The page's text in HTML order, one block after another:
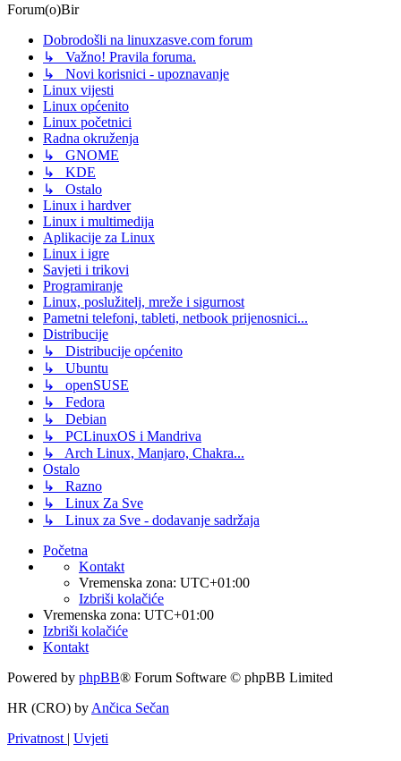
Forum(o)Bir
Dobrodošli na linuxzasve.com forum
↳ Važno! Pravila foruma.
↳ Novi korisnici - upoznavanje
Linux vijesti
Linux općenito
Linux početnici
Radna okruženja
↳ GNOME
↳ KDE
↳ Ostalo
Linux i hardver
Linux i multimedija
Aplikacije za Linux
Linux i igre
Savjeti i trikovi
Programiranje
Linux, poslužitelj, mreže i sigurnost
Pametni telefoni, tableti, netbook prijenosnici...
Distribucije
↳ Distribucije općenito
↳ Ubuntu
↳ openSUSE
↳ Fedora
↳ Debian
↳ PCLinuxOS i Mandriva
↳ Arch Linux, Manjaro, Chakra...
Ostalo
↳ Razno
↳ Linux Za Sve
↳ Linux za Sve - dodavanje sadržaja
Početna
Kontakt
Vremenska zona: UTC+01:00
Izbriši kolačiće
Vremenska zona: UTC+01:00
Izbriši kolačiće
Kontakt
Powered by phpBB® Forum Software © phpBB Limited
HR (CRO) by Ančica Sečan
Privatnost | Uvjeti